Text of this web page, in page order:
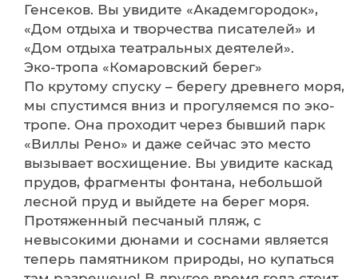
Генсеков. Вы увидите «Академгородок»,
«Дом отдыха и творчества писателей» и
«Дом отдыха театральных деятелей».
Эко-тропа «Комаровский берег»
По крутому спуску – берегу древнего моря,
мы спустимся вниз и прогуляемся по эко-
тропе. Она проходит через бывший парк
«Виллы Рено» и даже сейчас это место
вызывает восхищение. Вы увидите каскад
прудов, фрагменты фонтана, небольшой
лесной пруд и выйдете на берег моря.
Протяженный песчаный пляж, с
невысокими дюнами и соснами является
теперь памятником природы, но купаться